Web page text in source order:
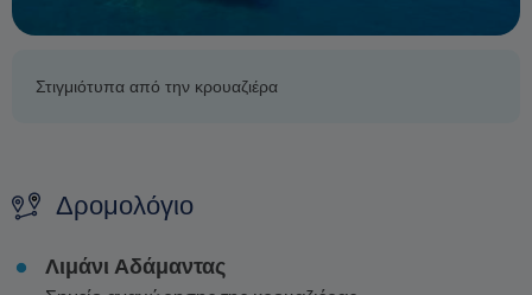
Στιγμιότυπα από την κρουαζιέρα
Δρομολόγιο
Λιμάνι Αδάμαντας